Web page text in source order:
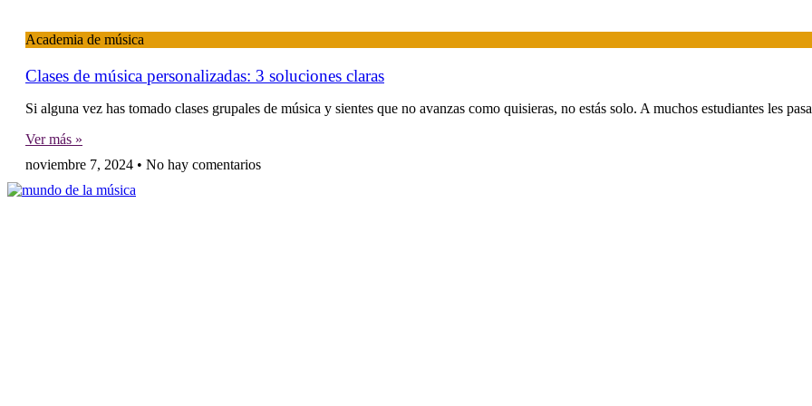
Academia de música
Clases de música personalizadas: 3 soluciones claras
Si alguna vez has tomado clases grupales de música y sientes que no avanzas como quisieras, no estás solo. A muchos estudiantes les
Ver más »
noviembre 7, 2024
No hay comentarios